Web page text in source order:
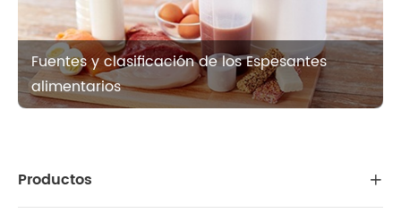
Fuentes y clasificación de los Espesantes
alimentarios
Productos 